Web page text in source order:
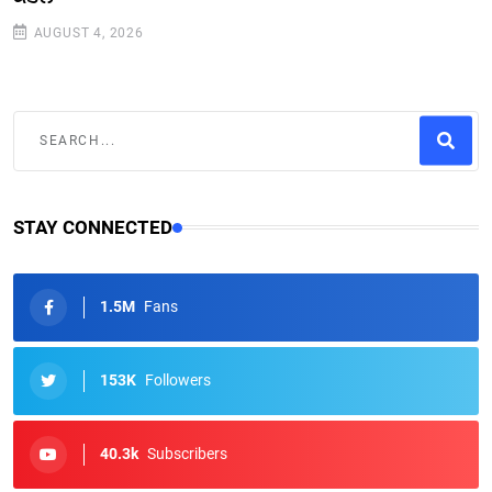
AUGUST 4, 2026
STAY CONNECTED
1.5M Fans
153K Followers
40.3k Subscribers